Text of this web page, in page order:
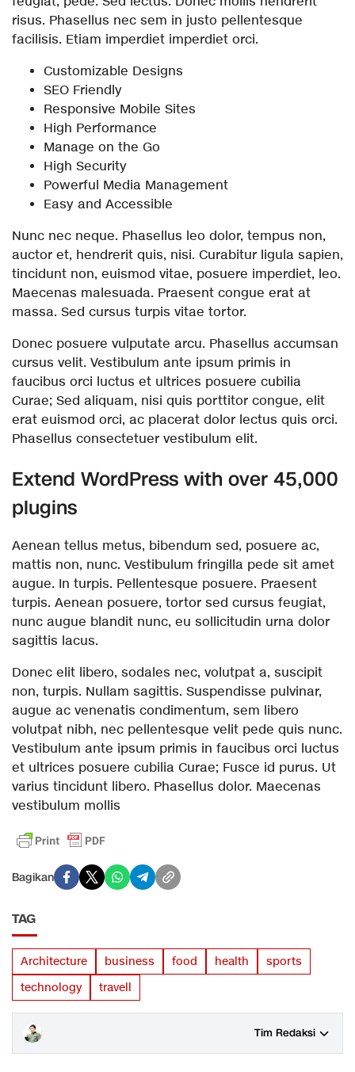
risus. Phasellus nec sem in justo pellentesque
facilisis. Etiam imperdiet imperdiet orci.
Customizable Designs
SEO Friendly
Responsive Mobile Sites
High Performance
Manage on the Go
High Security
Powerful Media Management
Easy and Accessible
Nunc nec neque. Phasellus leo dolor, tempus non,
auctor et, hendrerit quis, nisi. Curabitur ligula sapien,
tincidunt non, euismod vitae, posuere imperdiet, leo.
Maecenas malesuada. Praesent congue erat at
massa. Sed cursus turpis vitae tortor.
Donec posuere vulputate arcu. Phasellus accumsan
cursus velit. Vestibulum ante ipsum primis in
faucibus orci luctus et ultrices posuere cubilia
Curae; Sed aliquam, nisi quis porttitor congue, elit
erat euismod orci, ac placerat dolor lectus quis orci.
Phasellus consectetuer vestibulum elit.
Extend WordPress with over 45,000
plugins
Aenean tellus metus, bibendum sed, posuere ac,
mattis non, nunc. Vestibulum fringilla pede sit amet
augue. In turpis. Pellentesque posuere. Praesent
turpis. Aenean posuere, tortor sed cursus feugiat,
nunc augue blandit nunc, eu sollicitudin urna dolor
sagittis lacus.
Donec elit libero, sodales nec, volutpat a, suscipit
non, turpis. Nullam sagittis. Suspendisse pulvinar,
augue ac venenatis condimentum, sem libero
volutpat nibh, nec pellentesque velit pede quis nunc.
Vestibulum ante ipsum primis in faucibus orci luctus
et ultrices posuere cubilia Curae; Fusce id purus. Ut
varius tincidunt libero. Phasellus dolor. Maecenas
vestibulum mollis
Bagikan
TAG
Architecture business food health
sports
technology
travell
Tim Redaksi